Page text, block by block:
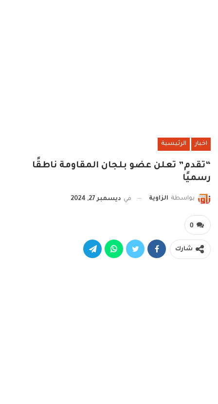
اخبار الرئيسية
“تقدم” تعلن عضو بلجان المقاومة ناطقًا
رسميًا
بواسطة الزاوية في ديسمبر 27, 2024
0
شارك